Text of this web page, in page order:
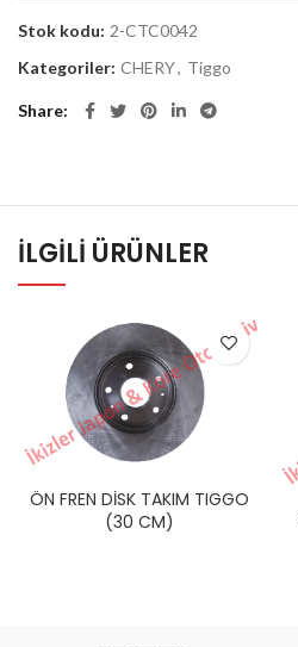
Stok kodu: 2-CTC0042
Kategoriler: CHERY, Tiggo
Share
İLGILI ÜRÜNLER
ÖN FREN DİSK TAKIM TIGGO
(30 CM)